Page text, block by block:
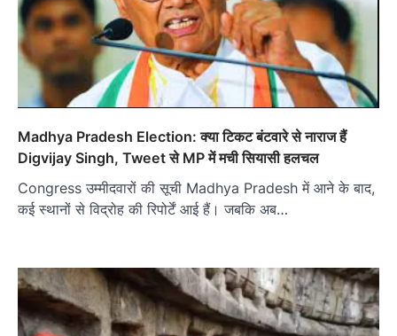
Madhya Pradesh Election: क्या टिकट बंटवारे से नाराज हैं
Digvijay Singh, Tweet से MP में मची सियासी हलचल
Congress उम्मीदवारों की सूची Madhya Pradesh में आने के बाद,
कई स्थानों से विद्रोह की रिपोर्टें आई हैं। जबकि अब…